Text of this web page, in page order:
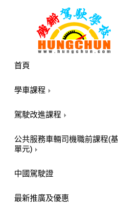
首頁
學車課程
駕駛改進課程
公共服務車輛司機職前課程(
單元)
中國駕駛證
最新推廣及優惠